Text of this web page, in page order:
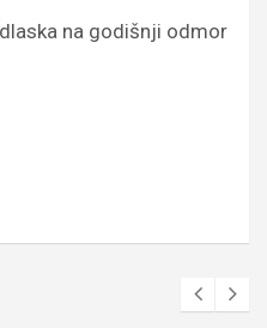
na godišnji odmor